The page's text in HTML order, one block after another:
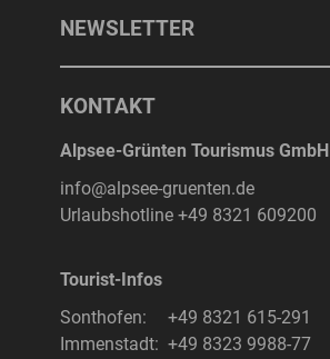
NEWSLETTER
KONTAKT
Alpsee-Grünten Tourismus GmbH
info@alpsee-gruenten.de
Urlaubshotline +49 8321 609200
Tourist-Infos
Sonthofen:
+49 8321 615-291
Immenstadt: +49 8323 9988-77